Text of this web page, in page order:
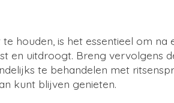
houden, is het essentieel om
en uitdroogt. Breng vervolgens
te behandelen met
kunt blijven genieten.